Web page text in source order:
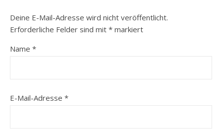
Deine E-Mail-Adresse wird nicht veröffentlicht.
Erforderliche Felder sind mit * markiert
Name *
E-Mail-Adresse *